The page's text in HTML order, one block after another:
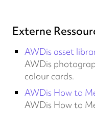
Externe
AWDis asset
AWDis
colour cards.
AWDis How to
AWDis How to